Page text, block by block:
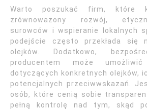
Warto poszukać firm, które
zrównoważony rozwój,
surowców i wspieranie lokalnych
podejście często przekłada się
olejków. Dodatkowo,
producentem może
dotyczących konkretnych olejków,
potencjalnych przeciwwskazań.
osób, które cenią sobie
pełną kontrolę nad tym, skąd